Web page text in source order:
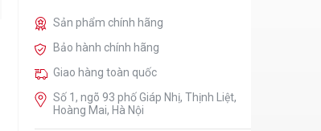
Sản phẩm chính hãng
Bảo hành chính hãng
Giao hàng toàn quốc
Số 1, ngõ 93 phố Giáp Nhị, Thịnh Liệt,
Hoàng Mai, Hà Nội